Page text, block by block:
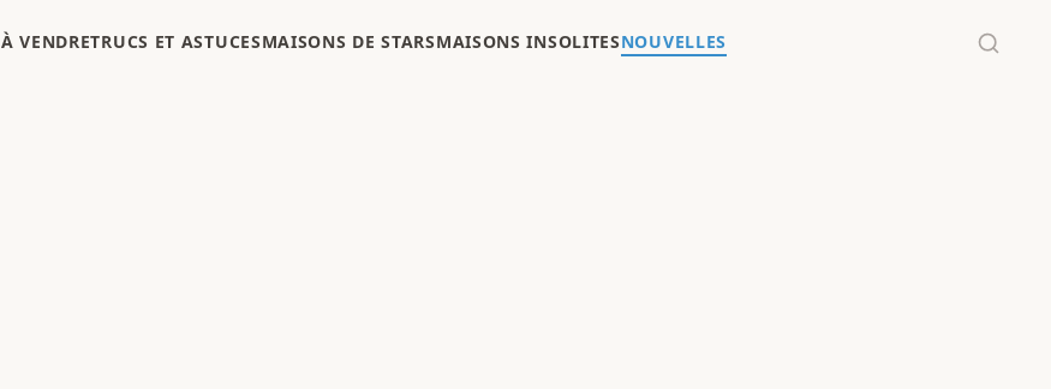
À VENDRETRUCS ET ASTUCESMAISONS DE STARSMAISONS INSOLITESNOUVELLES